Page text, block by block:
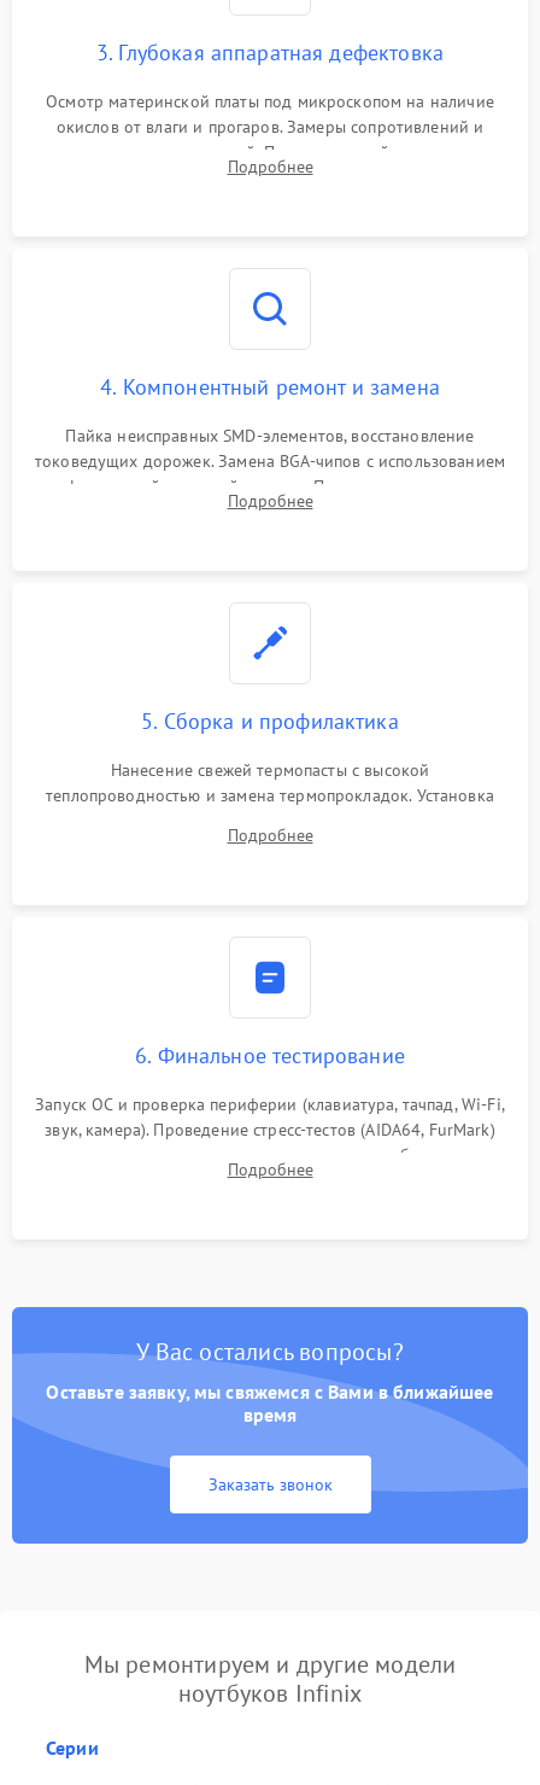
3. Глубокая аппаратная дефектовка
Осмотр материнской платы под микроскопом на наличие
окислов от влаги и прогаров. Замеры сопротивлений и
дежурных напряжений. Проверка цепей питания,
мультиконтроллера, процессора и видеочипа.
Подробнее
4. Компонентный ремонт и замена
Пайка неисправных SMD-элементов, восстановление
токоведущих дорожек. Замена BGA-чипов с использованием
инфракрасной паяльной станции. Прошивка микросхемы
BIOS или замена поврежденных портов USB
Подробнее
5. Сборка и профилактика
Нанесение свежей термопасты с высокой
теплопроводностью и замена термопрокладок. Установка
шлейфов, модулей памяти и накопителей. Предварительная
Подробнее
6. Финальное тестирование
Запуск ОС и проверка периферии (клавиатура, тачпад, Wi-Fi,
звук, камера). Проведение стресс-тестов (AIDA64, FurMark)
для контроля температурного режима и стабильности
системы под пиковой нагрузкой.
Подробнее
У Вас остались вопросы?
Оставьте заявку, мы свяжемся с Вами в ближайшее
время
Заказать звонок
Мы ремонтируем и другие модели
ноутбуков Infinix
Серии